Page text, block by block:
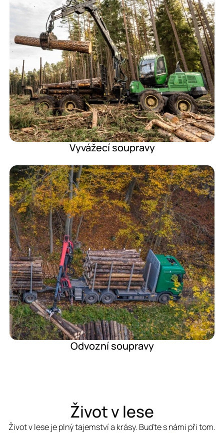
Vyvážecí soupravy
Odvozní soupravy
Život v lese
Život v lese je plný tajemství a krásy. Buďte s námi při tom.